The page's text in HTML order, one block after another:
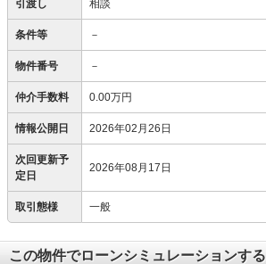
引渡し 相談
条件等 －
物件番号 －
仲介手数料 0.00万円
情報公開日 2026年02月26日
次回更新予
定日
2026年08月17日
取引態様 一般
この物件でローンシミュレーションする